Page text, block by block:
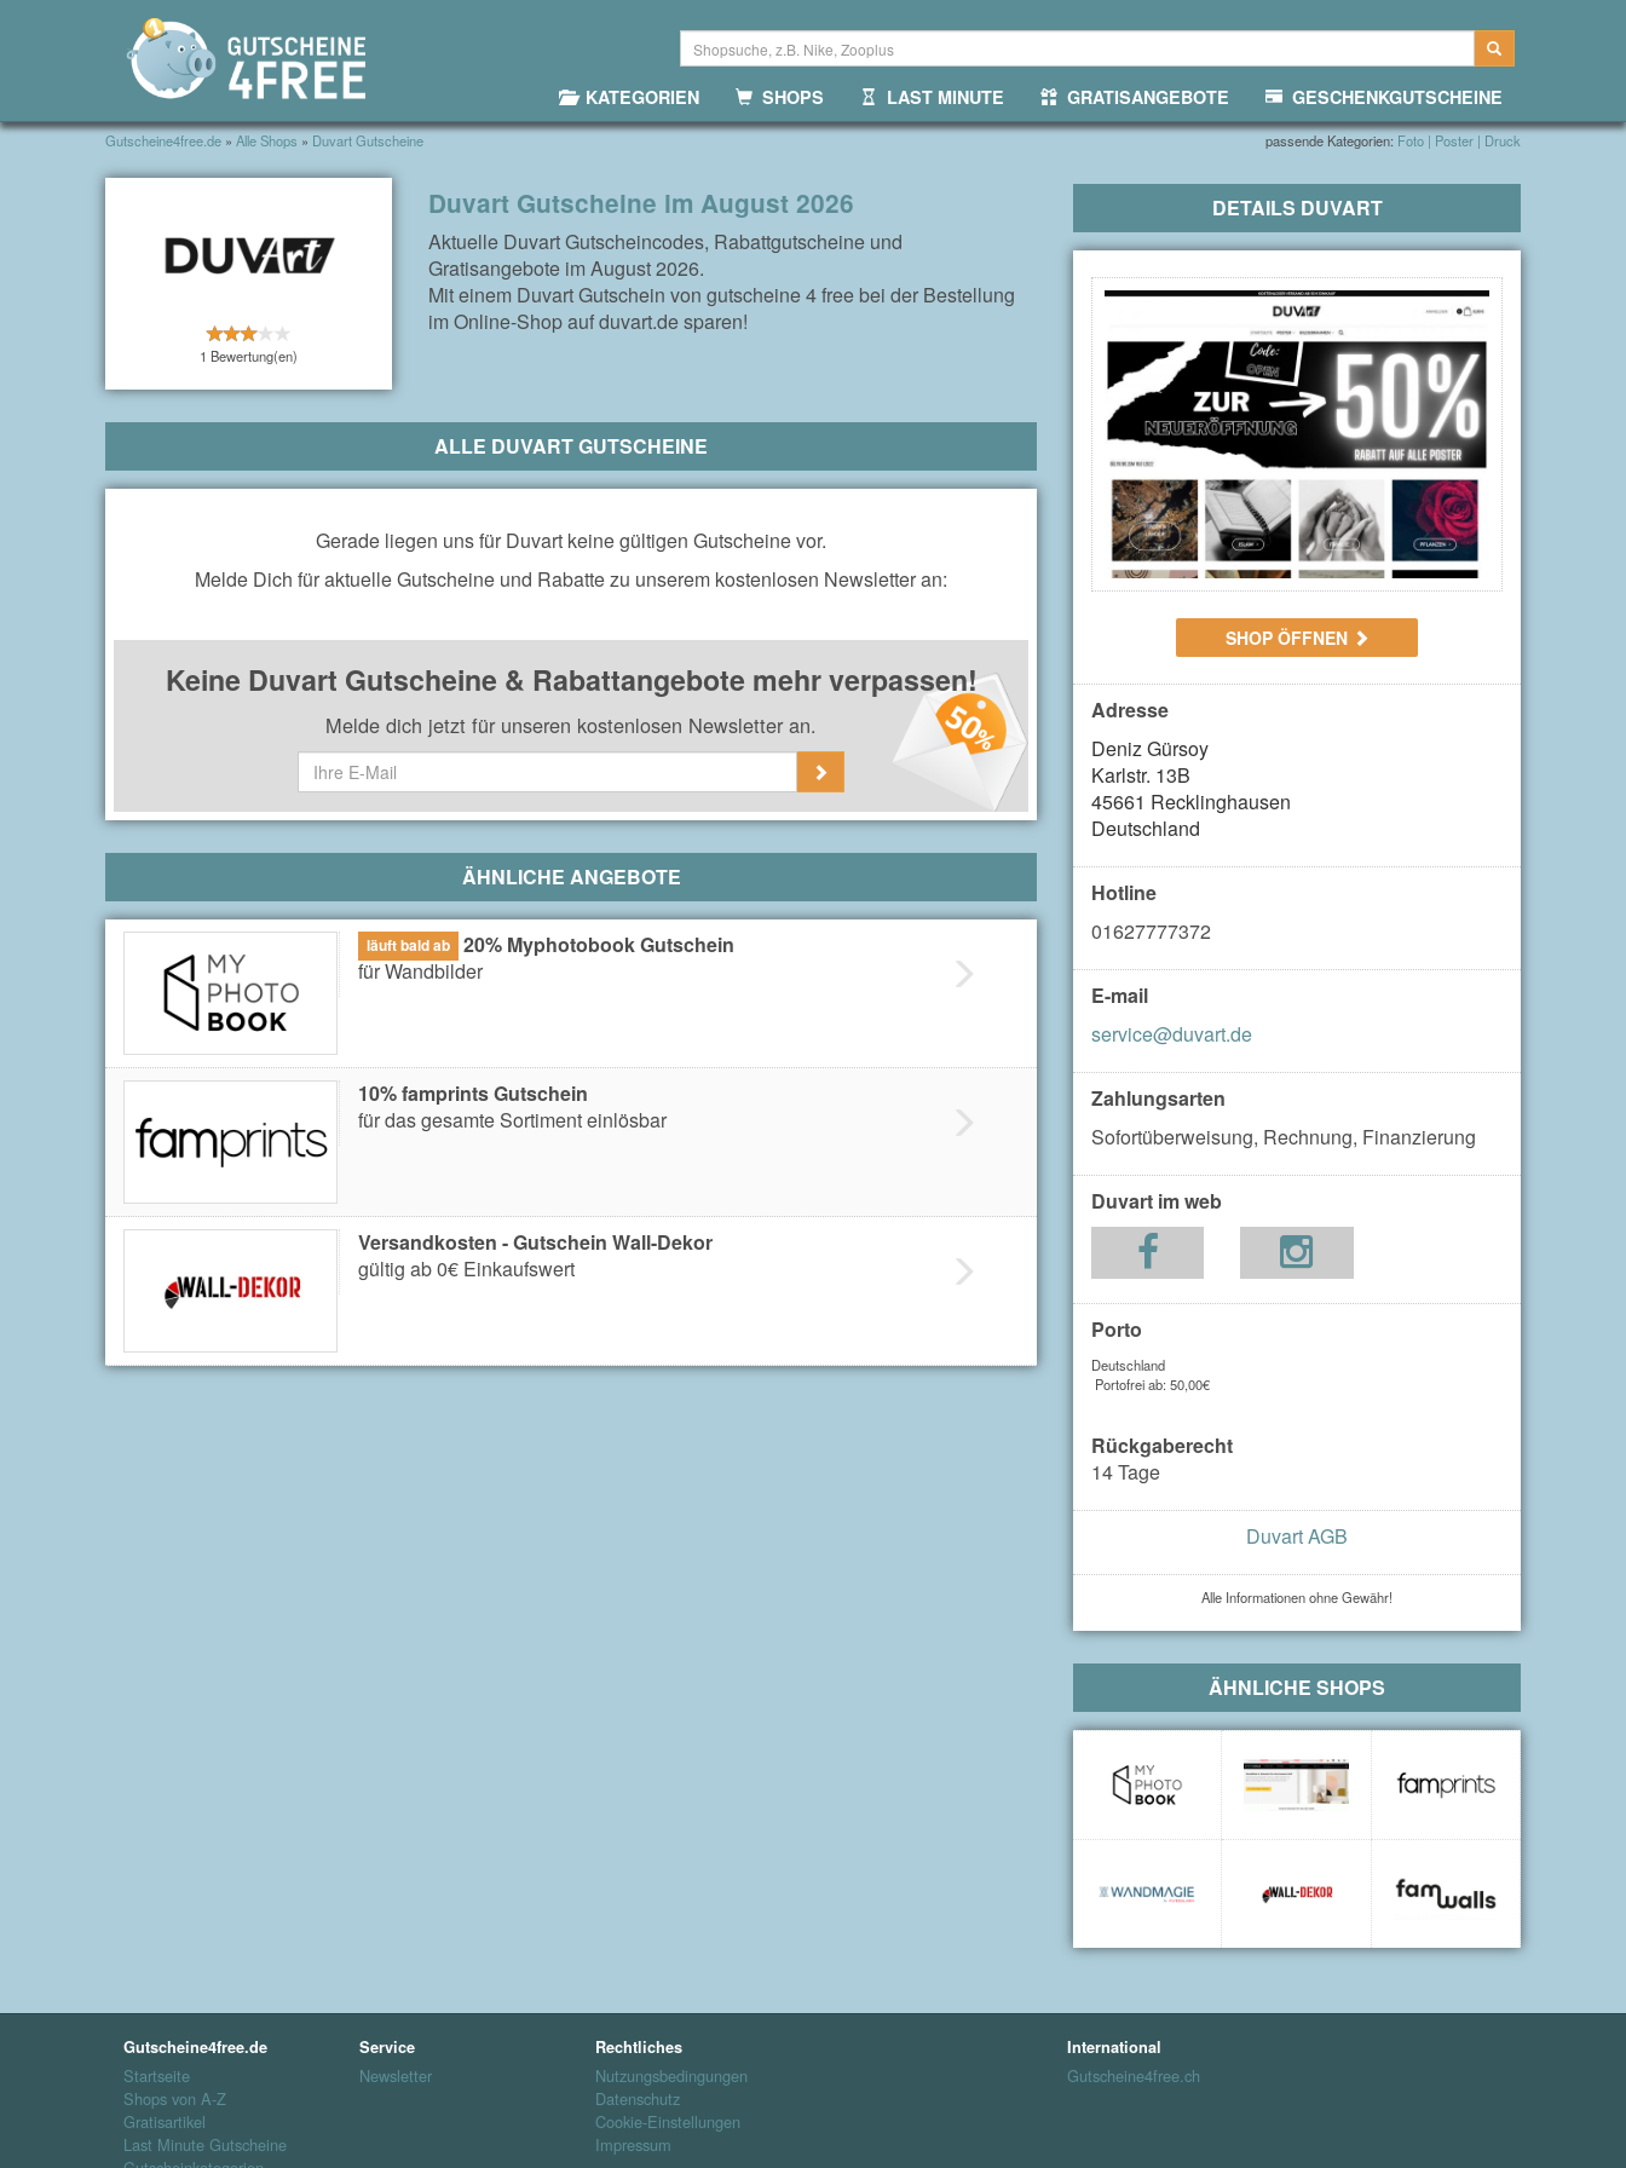
KATEGORIEN SHOPS LAST MINUTE GRATISANGEBOTE GESCHENKGUTSCHEINE
Gutscheine4free.de » Alle Shops » Duvart Gutscheine passende Kategorien: Foto | Poster | Druck
1 Bewertung(en)
Duvart Gutscheine im August 2026
Aktuelle Duvart Gutscheincodes, Rabattgutscheine und
Gratisangebote im August 2026.
Mit einem Duvart Gutschein von gutscheine 4 free bei der Bestellung
im Online-Shop auf duvart.de sparen!
ALLE DUVART GUTSCHEINE
Gerade liegen uns für Duvart keine gültigen Gutscheine vor.
Melde Dich für aktuelle Gutscheine und Rabatte zu unserem kostenlosen Newsletter an:
Keine Duvart Gutscheine & Rabattangebote mehr verpassen!
Melde dich jetzt für unseren kostenlosen Newsletter an.
ÄHNLICHE ANGEBOTE
läuft bald ab
20% Myphotobook Gutschein
für Wandbilder
10% famprints Gutschein
für das gesamte Sortiment einlösbar
Versandkosten - Gutschein Wall-Dekor
gültig ab 0€ Einkaufswert
DETAILS DUVART
SHOP ÖFFNEN
Adresse
Deniz Gürsoy
Karlstr. 13B
45661 Recklinghausen
Deutschland
Hotline
01627777372
E-mail
service@duvart.de
Zahlungsarten
Sofortüberweisung, Rechnung, Finanzierung
Duvart im web
Porto
Deutschland
Portofrei ab: 50,00€
Rückgaberecht
14 Tage
Duvart AGB
Alle Informationen ohne Gewähr!
ÄHNLICHE SHOPS
Gutscheine4free.de
Startseite
Shops von A-Z
Gratisartikel
Last Minute Gutscheine
Service
Newsletter
Rechtliches
Nutzungsbedingungen
Datenschutz
Cookie-Einstellungen
Impressum
International
Gutscheine4free.ch